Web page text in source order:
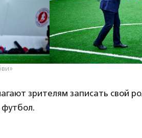
зрителям записать свой